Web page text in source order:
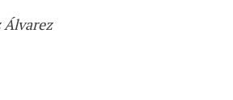
Álvarez